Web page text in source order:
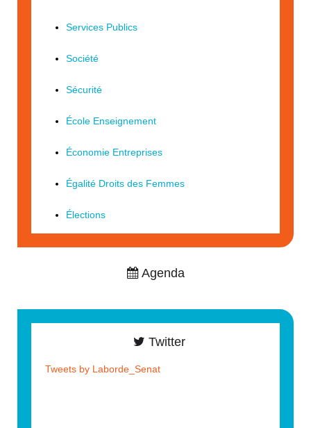
Services Publics
Société
Sécurité
École Enseignement
Économie Entreprises
Égalité Droits des Femmes
Élections
Agenda
Twitter
Tweets by Laborde_Senat